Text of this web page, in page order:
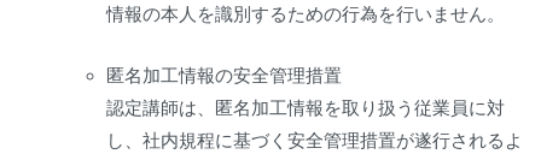
情報の本人を識別するための行為を行いません。
匿名加工情報の安全管理措置
認定講師は、匿名加工情報を取り扱う従業員に対
し、社内規程に基づく安全管理措置が遂行されるよ